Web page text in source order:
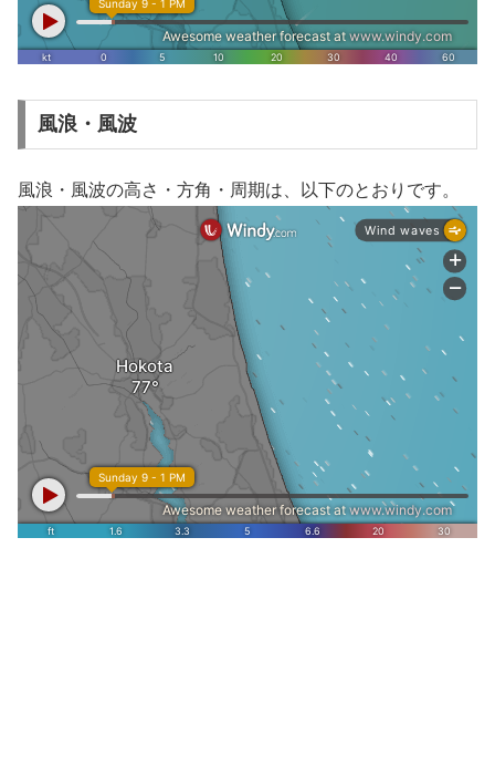
風浪・風波
風浪・風波の高さ・方角・周期は、以下のとおりです。